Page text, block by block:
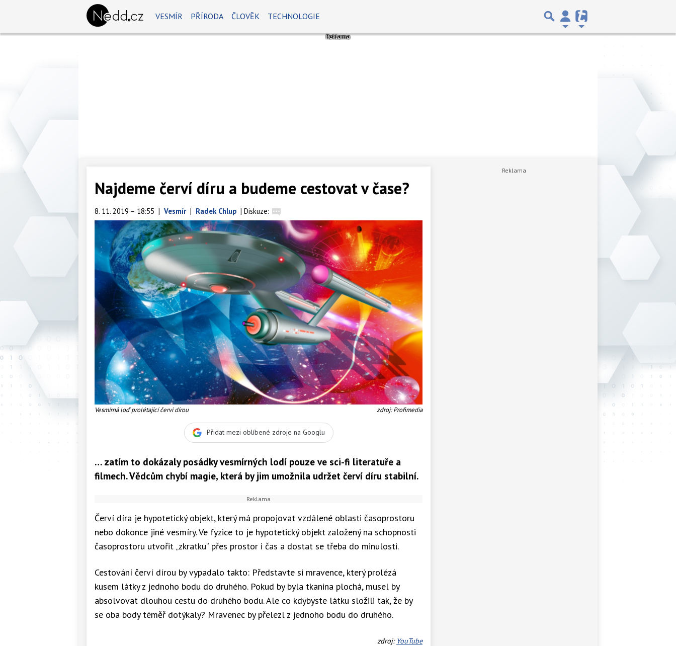
VESMÍR PŘÍRODA ČLOVĚK TECHNOLOGIE
Najdeme červí díru a budeme cestovat v čase?
8. 11. 2019 – 18:55 | Vesmír | Radek Chlup | Diskuze:
Vesmírná loď prolétající červí dírou zdroj: Profimedia
Přidat mezi oblíbené zdroje na Googlu
… zatím to dokázaly posádky vesmírných lodí pouze ve sci-fi literatuře a
filmech. Vědcům chybí magie, která by jim umožnila udržet červí díru stabilní.
Červí díra je hypotetický objekt, který má propojovat vzdálené oblasti časoprostoru
nebo dokonce jiné vesmíry. Ve fyzice to je hypotetický objekt založený na schopnosti
časoprostoru utvořit „zkratku“ přes prostor i čas a dostat se třeba do minulosti.
Cestování červí dírou by vypadalo takto: Představte si mravence, který prolézá
kusem látky z jednoho bodu do druhého. Pokud by byla tkanina plochá, musel by
absolvovat dlouhou cestu do druhého bodu. Ale co kdybyste látku složili tak, že by
se oba body téměř dotýkaly? Mravenec by přelezl z jednoho bodu do druhého.
zdroj: YouTube